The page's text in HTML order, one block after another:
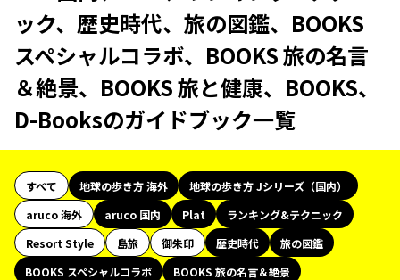
ック、歴史時代、旅の図鑑、BOOKS
スペシャルコラボ、BOOKS 旅の名言
＆絶景、BOOKS 旅と健康、BOOKS、
D-Booksのガイドブック一覧
すべて 地球の歩き方 海外
地球の歩き方 Jシリーズ（国内）
aruco 海外
aruco 国内 Plat
ランキング&テクニック
Resort Style
島旅 御朱印 歴史時代
旅の図鑑
BOOKS スペシャルコラボ
BOOKS 旅の名言＆絶景